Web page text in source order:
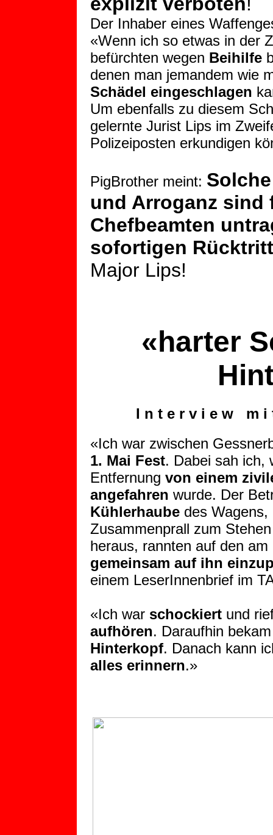
Der Inhaber eines
«Wenn ich so etwas in der
befürchten wegen Beihilfe
denen man jemandem wie
Schädel eingeschlagen
Um ebenfalls zu diesem
gelernte Jurist Lips im
Polizeiposten erkundigen
PigBrother meint:
und Arroganz sind
Chefbeamten
sofortigen Rücktritt
Major Lips!
«harter
I n t e r v i e w m
«Ich war zwischen
1. Mai Fest. Dabei sah ich,
Entfernung von einem
angefahren wurde. Der
Kühlerhaubedes Wagens,
Zusammenprall zum
heraus, rannten auf den
gemeinsam auf ihn
einem LeserInnenbrief im
«Ich war schockiertund
aufhören. Daraufhin
Hinterkopf. Danach kann
alles erinnern.»